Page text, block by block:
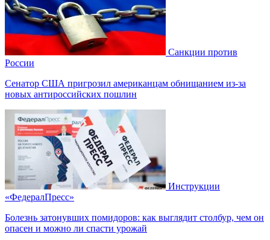
Санкции против
России
Сенатор США пригрозил американцам обнищанием из-за
новых антироссийских пошлин
Инструкции
«ФедералПресс»
Болезнь затонувших помидоров: как выглядит столбур, чем он
опасен и можно ли спасти урожай